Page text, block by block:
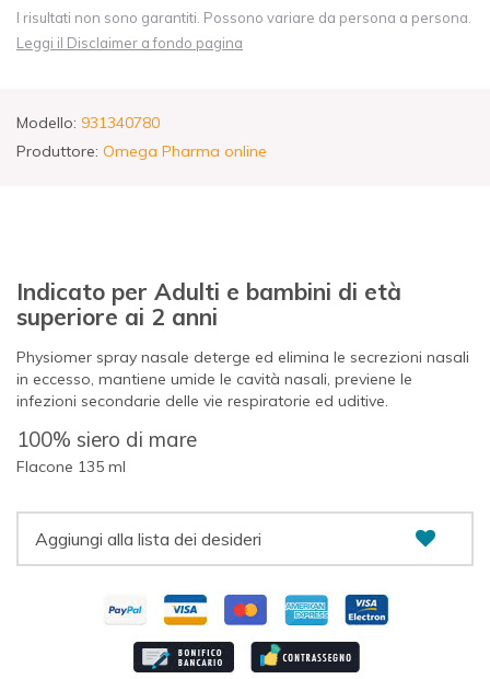
I risultati non sono garantiti. Possono variare da persona a persona.
Leggi il Disclaimer a fondo pagina
Modello: 931340780
Produttore: Omega Pharma online
Indicato per Adulti e bambini di età
superiore ai 2 anni
Physiomer spray nasale deterge ed elimina le secrezioni nasali
in eccesso, mantiene umide le cavità nasali, previene le
infezioni secondarie delle vie respiratorie ed uditive.
100% siero di mare
Flacone 135 ml
Aggiungi alla lista dei desideri